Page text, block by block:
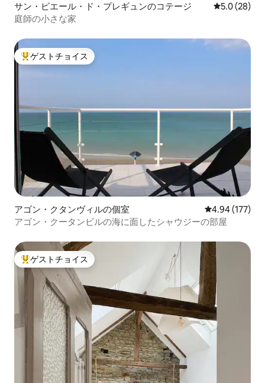
サン・ピエール・ド・プレギュンのコテージ レビュー28
5.0 (28)
庭師の小さな家
大好評のゲストチョイスです。
ゲストチョイス
アゴン・クタンヴィルの個室 レビュー177
4.94 (177)
アゴン・クータンビルの海に面したシャウジーの部屋
大好評のゲストチョイスです。
ゲストチョイス